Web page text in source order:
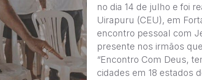
no dia 14 de julho e foi
Uirapuru (CEU), em
encontro pessoal com
presente nos irmãos
“Encontro Com Deus,
cidades em 18 estados